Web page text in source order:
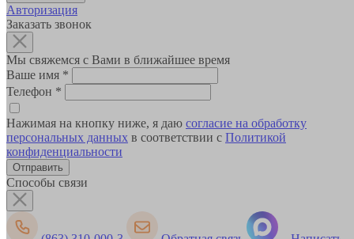
Авторизация
Заказать звонок
Мы свяжемся с Вами в ближайшее время
Ваше имя *
Телефон *
Нажимая на кнопку ниже, я даю согласие на обработку
персональных данных в соответствии с Политикой
конфиденциальности
Способы связи